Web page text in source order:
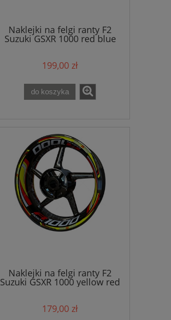
Naklejki na felgi ranty F2
Suzuki GSXR 1000 red blue
199,00 zł
do koszyka
Naklejki na felgi ranty F2
Suzuki GSXR 1000 yellow red
179,00 zł